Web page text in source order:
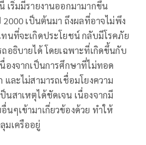
เริ่มมีรายงานออกมามากขึ้น
2000 เป็นต้นมา ถึงผลที่อาจไม่พึง
นที่จะเกิดประโยชน์ กลับมีโรคภัย
ถอธิบายได้ โดยเฉพาะที่เกิดขึ้นกับ
องจากเป็นการศึกษาที่ไม่ทอด
และไม่สามารถเชื่อมโยงความ
นสาเหตุได้ชัดเจน เนื่องจากมี
นๆเข้ามาเกี่ยวข้องด้วย ทำให้
มเครืออยู่